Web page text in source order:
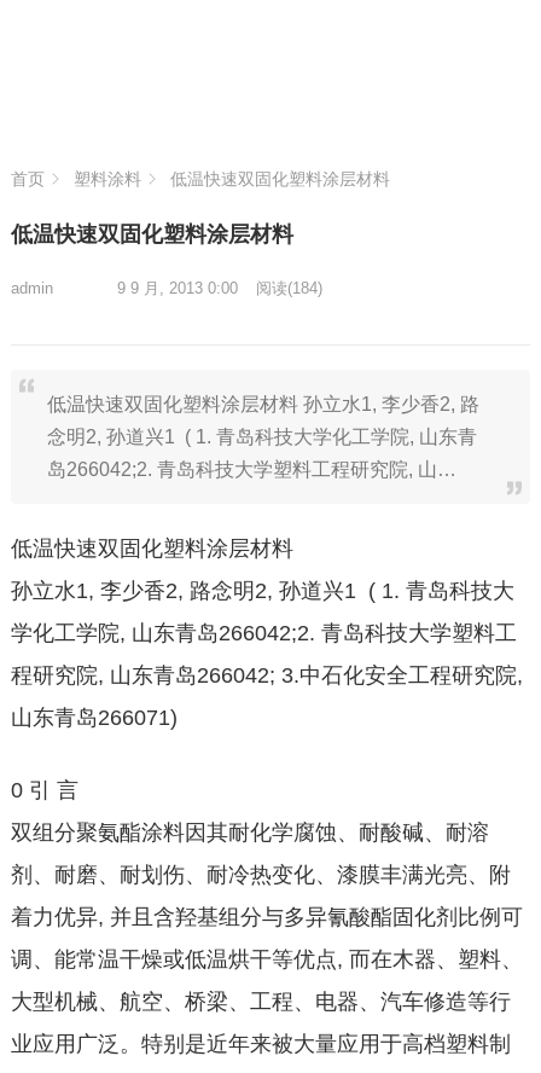
首页 塑料涂料 低温快速双固化塑料涂层材料
低温快速双固化塑料涂层材料
admin 9 9 月, 2013 0:00 阅读(184)
低温快速双固化塑料涂层材料 孙立水1, 李少香2, 路
念明2, 孙道兴1 ( 1. 青岛科技大学化工学院, 山东青
岛266042;2. 青岛科技大学塑料工程研究院, 山…
低温快速双固化塑料涂层材料
孙立水1, 李少香2, 路念明2, 孙道兴1 ( 1. 青岛科技大
学化工学院, 山东青岛266042;2. 青岛科技大学塑料工
程研究院, 山东青岛266042; 3.中石化安全工程研究院,
山东青岛266071)
0 引 言
双组分聚氨酯涂料因其耐化学腐蚀、耐酸碱、耐溶
剂、耐磨、耐划伤、耐冷热变化、漆膜丰满光亮、附
着力优异, 并且含羟基组分与多异氰酸酯固化剂比例可
调、能常温干燥或低温烘干等优点, 而在木器、塑料、
大型机械、航空、桥梁、工程、电器、汽车修造等行
业应用广泛。特别是近年来被大量应用于高档塑料制